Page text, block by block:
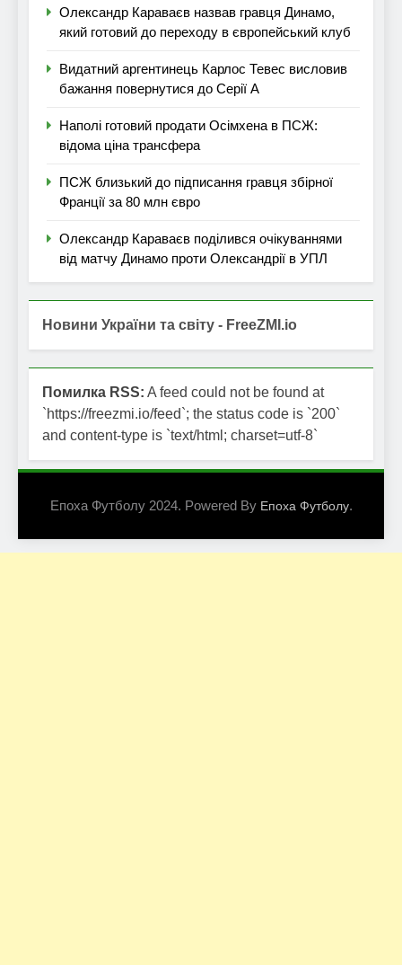
Олександр Караваєв назвав гравця Динамо,
який готовий до переходу в європейський клуб
Видатний аргентинець Карлос Тевес висловив
бажання повернутися до Серії А
Наполі готовий продати Осімхена в ПСЖ:
відома ціна трансфера
ПСЖ близький до підписання гравця збірної
Франції за 80 млн євро
Олександр Караваєв поділився очікуваннями
від матчу Динамо проти Олександрії в УПЛ
Новини України та світу - FreeZMI.io
Помилка RSS: A feed could not be found at
`https://freezmi.io/feed`; the status code is `200`
and content-type is `text/html; charset=utf-8`
Епоха Футболу 2024. Powered By Епоха Футболу.